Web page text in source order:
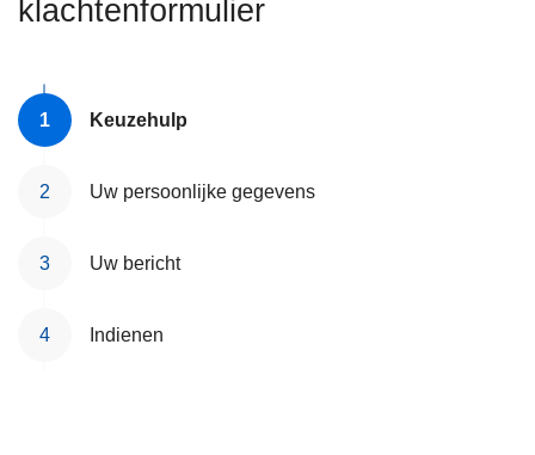
klachtenformulier
Keuzehulp
Uw persoonlijke gegevens
Uw bericht
Indienen